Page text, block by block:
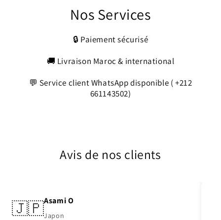
Nos Services
🔒 Paiement sécurisé
🚚 Livraison Maroc & international
💬 Service client WhatsApp disponible ( +212
661143502)
Avis de nos clients
🇯🇵Asami O
Japon